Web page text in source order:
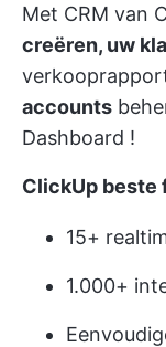
Met CRM van
creëren, uw
accounts
Dashboard !
ClickUp beste
15+
1.000+